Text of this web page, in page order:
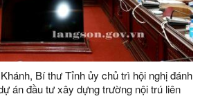
Bí thư Tỉnh ủy chủ trì hội nghị đánh
án đầu tư xây dựng trường nội trú liên